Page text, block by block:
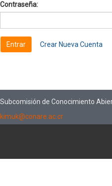
Contraseña:
Crear Nueva Cuenta
Subcomisión de Conocimiento
kimuk@conare.ac.cr